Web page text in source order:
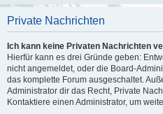
Private Nachrichten
Ich kann keine Privaten Nachrichten
Hierfür kann es drei Gründe geben:
nicht angemeldet, oder die Board-
das komplette Forum ausgeschaltet.
Administrator dir das Recht, Private
Kontaktiere einen Administrator, um